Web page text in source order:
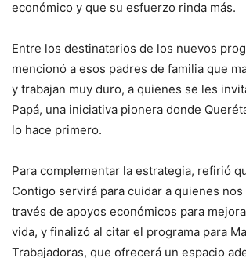
económico y que su esfuerzo rinda más.
Entre los destinatarios de los nuevos
mencionó a esos padres de familia que
y trabajan muy duro, a quienes se les
Papá, una iniciativa pionera donde
lo hace primero.
Para complementar la estrategia, refirió
Contigo servirá para cuidar a quienes
través de apoyos económicos para
vida, y finalizó al citar el programa para
Trabajadoras, que ofrecerá un espacio